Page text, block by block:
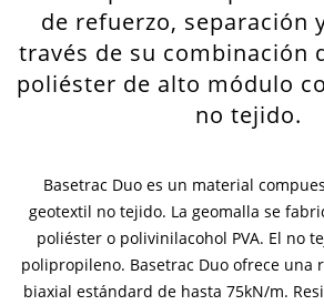
Contactos
Contacto global
de refuerzo, separación
través de su combinación
poliéster de alto módulo
no tejido.
Basetrac Duo es un material
geotextil no tejido. La geomalla se
poliéster o polivinilacohol PVA. El no
polipropileno. Basetrac Duo ofrece una
biaxial estándard de hasta 75kN/m.